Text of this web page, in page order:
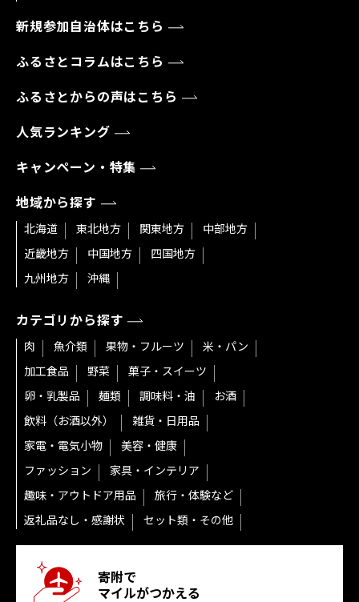
新規参加自治体はこちら
ふるさとコラムはこちら
ふるさとからの声はこちら
人気ランキング
キャンペーン・特集
地域から探す
北海道 東北地方 関東地方
中部地方
近畿地方
中国地方
四国地方
九州地方
沖縄
カテゴリから探す
肉 魚介類 果物・フルーツ
米・パン
加工食品
野菜
菓子・スイーツ
卵・乳製品
麺類 調味料・油
お酒
飲料（お酒以外）
雑貨・日用品
家電・電気小物
美容・健康
ファッション
家具・インテリア
趣味・アウトドア用品
旅行・体験など
返礼品なし・感謝状
セット類・その他
寄附で
マイルがつかえる